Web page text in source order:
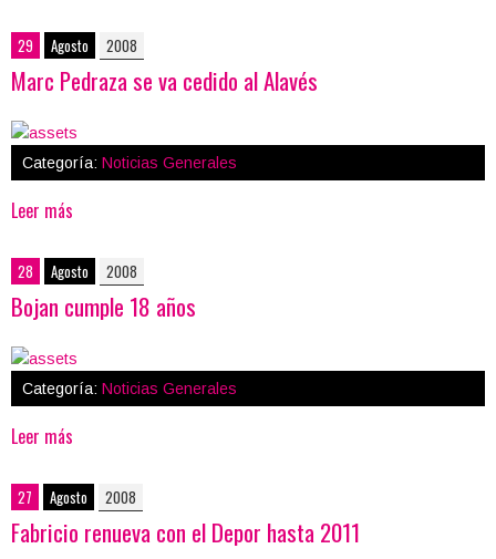
29 Agosto 2008
Marc Pedraza se va cedido al Alavés
Categoría: Noticias Generales
Leer más
28 Agosto 2008
Bojan cumple 18 años
Categoría: Noticias Generales
Leer más
27 Agosto 2008
Fabricio renueva con el Depor hasta 2011